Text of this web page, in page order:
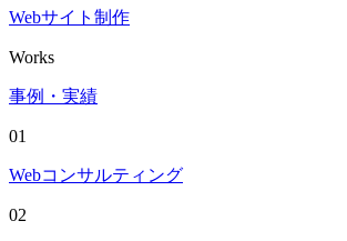
Webサイト制作
Works
事例・実績
01
Webコンサルティング
02